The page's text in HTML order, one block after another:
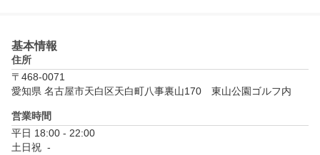
基本情報
住所
〒468-0071
愛知県 名古屋市天白区天白町八事裏山170　東山公園ゴルフ内
営業時間
平日 18:00 - 22:00
土日祝  -